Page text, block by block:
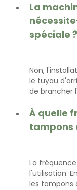
La
spéciale ?
Non,
le tuyau
de brancher
À quelle
tampons
La
l'utilisation.
les tampons